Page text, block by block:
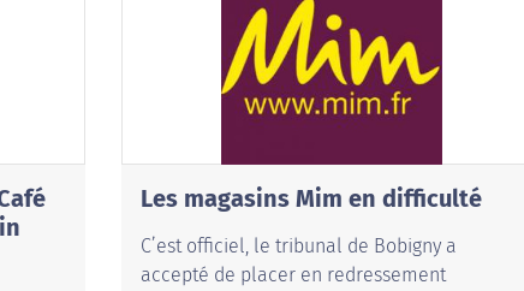
Les magasins Mim en difficulté
C’est officiel, le tribunal de Bobigny a
accepté de placer en redressement